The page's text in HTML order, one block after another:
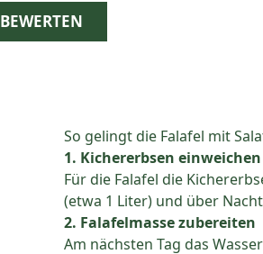
BEWERTEN
So gelingt die Falafel mit
1. Kichererbsen einweichen
Für die Falafel die
(etwa 1 Liter) und über
2. Falafelmasse zubereiten
Am nächsten Tag das